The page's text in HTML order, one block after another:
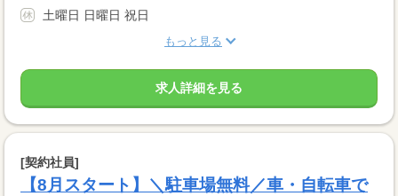
土曜日 日曜日 祝日
もっと見る
求人詳細を見る
[契約社員]
【8月スタート】＼駐車場無料／車・自転車で